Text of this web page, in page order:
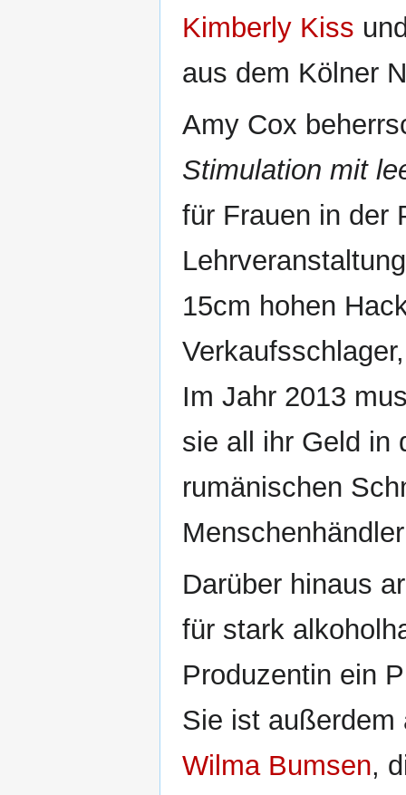
Kimberly Kiss
aus dem Kölner
Amy Cox
Stimulation mit
für Frauen in der
15cm hohen
Im Jahr 2013
sie all ihr Geld in
rumänischen
Darüber hinaus
für stark
Produzentin ein
Sie ist außerdem
Wilma Bumsen,